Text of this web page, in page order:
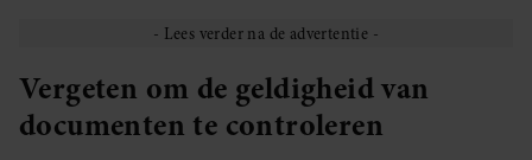
Vergeten om de geldigheid van
documenten te controleren